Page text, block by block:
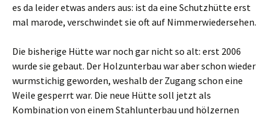
es da leider etwas anders aus: ist da eine Schutzhütte erst
mal marode, verschwindet sie oft auf Nimmerwiedersehen.
Die bisherige Hütte war noch gar nicht so alt: erst 2006
wurde sie gebaut. Der Holzunterbau war aber schon wieder
wurmstichig geworden, weshalb der Zugang schon eine
Weile gesperrt war. Die neue Hütte soll jetzt als
Kombination von einem Stahlunterbau und hölzernen